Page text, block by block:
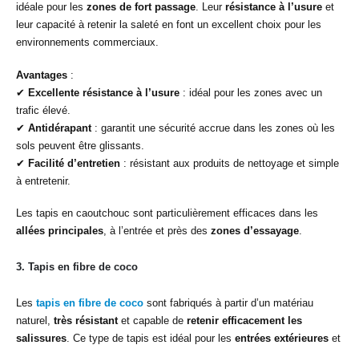
idéale pour les zones de fort passage. Leur résistance à l’usure et
leur capacité à retenir la saleté en font un excellent choix pour les
environnements commerciaux.
Avantages :
✔ Excellente résistance à l’usure : idéal pour les zones avec un
trafic élevé.
✔ Antidérapant : garantit une sécurité accrue dans les zones où les
sols peuvent être glissants.
✔ Facilité d’entretien : résistant aux produits de nettoyage et simple
à entretenir.
Les tapis en caoutchouc sont particulièrement efficaces dans les
allées principales, à l’entrée et près des zones d’essayage.
3. Tapis en fibre de coco
Les tapis en fibre de coco sont fabriqués à partir d’un matériau
naturel, très résistantet capable de retenir efficacement les
salissures. Ce type de tapis est idéal pour les entrées extérieures et